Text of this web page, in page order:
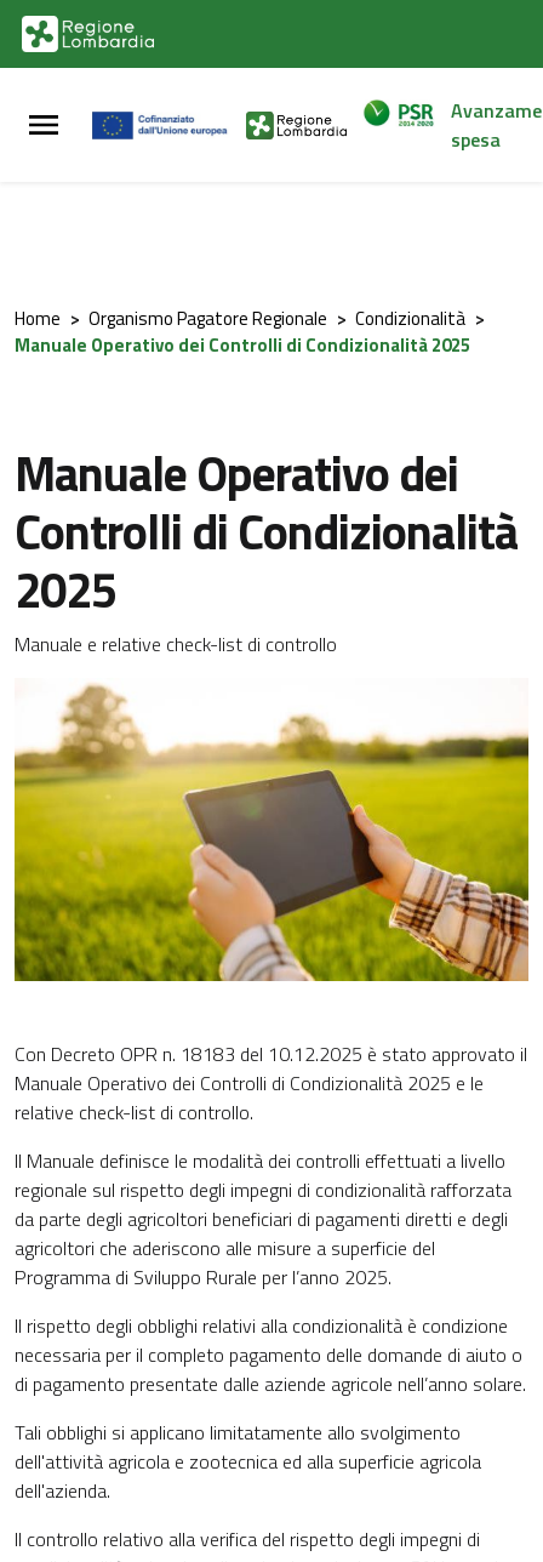
Vai al contenuto principale
Vai al footer
spesa
Home > Organismo Pagatore Regionale > Condizionalità >
Manuale Operativo dei Controlli di Condizionalità 2025
Manuale Operativo dei
Controlli di Condizionalità
2025
Manuale e relative check-list di controllo
Con Decreto OPR n. 18183 del 10.12.2025 è stato approvato il
Manuale Operativo dei Controlli di Condizionalità 2025 e le
relative check-list di controllo.
ll Manuale definisce le modalità dei controlli effettuati a livello
regionale sul rispetto degli impegni di condizionalità rafforzata
da parte degli agricoltori beneficiari di pagamenti diretti e degli
agricoltori che aderiscono alle misure a superficie del
Programma di Sviluppo Rurale per l’anno 2025.
Il rispetto degli obblighi relativi alla condizionalità è condizione
necessaria per il completo pagamento delle domande di aiuto o
di pagamento presentate dalle aziende agricole nell’anno solare.
Tali obblighi si applicano limitatamente allo svolgimento
dell'attività agricola e zootecnica ed alla superficie agricola
dell'azienda.
Il controllo relativo alla verifica del rispetto degli impegni di